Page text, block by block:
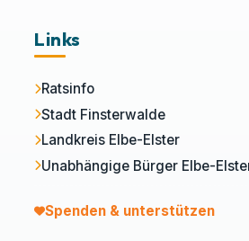
Links
Ratsinfo
Stadt Finsterwalde
Landkreis Elbe-Elster
Unabhängige Bürger Elbe-
Spenden & unterstützen